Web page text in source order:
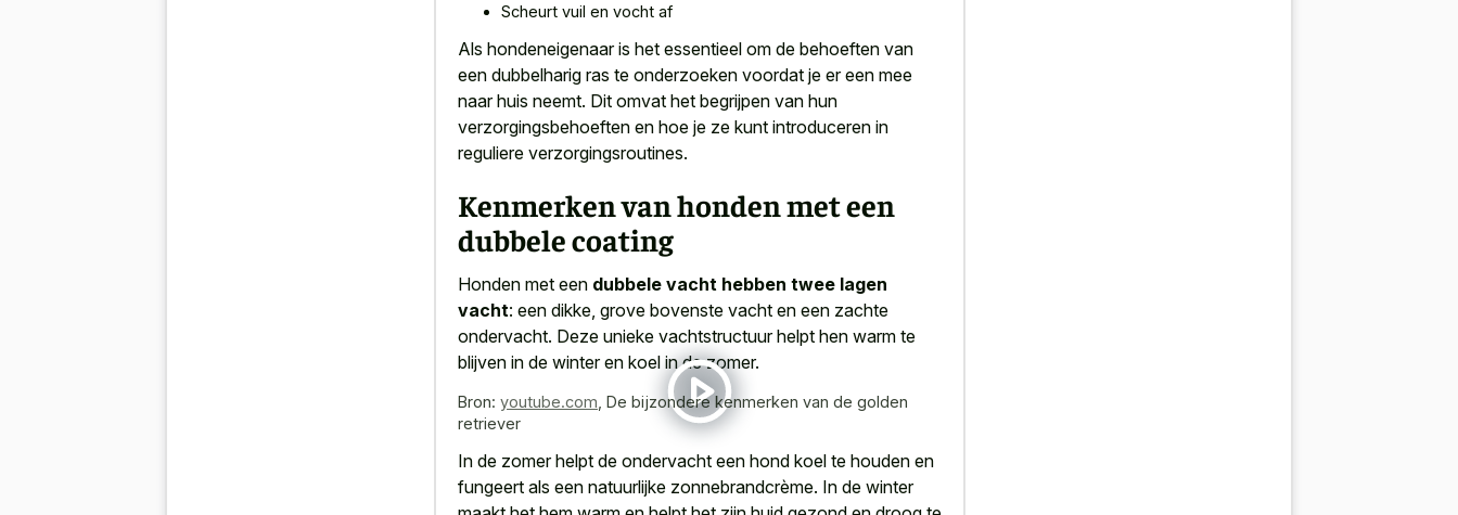
Scheurt vuil en vocht af
Als hondeneigenaar is het essentieel om de behoeften van
een dubbelharig ras te onderzoeken voordat je er een mee
naar huis neemt. Dit omvat het begrijpen van hun
verzorgingsbehoeften en hoe je ze kunt introduceren in
reguliere verzorgingsroutines.
Kenmerken van honden met een
dubbele coating
Honden met een dubbele vacht hebben twee lagen
vacht: een dikke, grove bovenste vacht en een zachte
ondervacht. Deze unieke vachtstructuur helpt hen warm te
blijven in de winter en koel in de zomer.
Bron: youtube.com De bijzondere kenmerken van de golden
retriever
In de zomer helpt de ondervacht een hond koel te houden en
fungeert als een natuurlijke zonnebrandcrème. In de winter